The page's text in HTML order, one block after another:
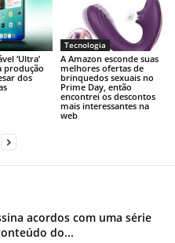
‘Ultra’
produção
dos
Tecnologia
A Amazon esconde suas
melhores ofertas de
brinquedos sexuais no
Prime Day, então
encontrei os descontos
mais interessantes na
web
acordos com uma série
do...